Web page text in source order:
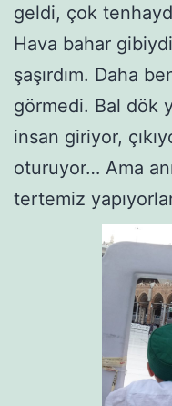
geldi, çok
Hava bahar
şaşırdım. Daha
görmedi. Bal dök
insan giriyor,
oturuyor… Ama
tertemiz